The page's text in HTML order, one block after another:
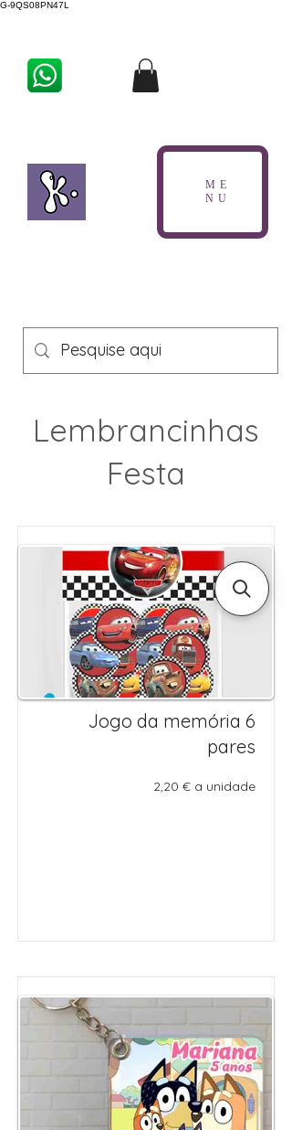
G-9QS08PN47L
ME
NU
Lembrancinhas
Festa
Jogo da memória 6
pares
2,20 € a unidade